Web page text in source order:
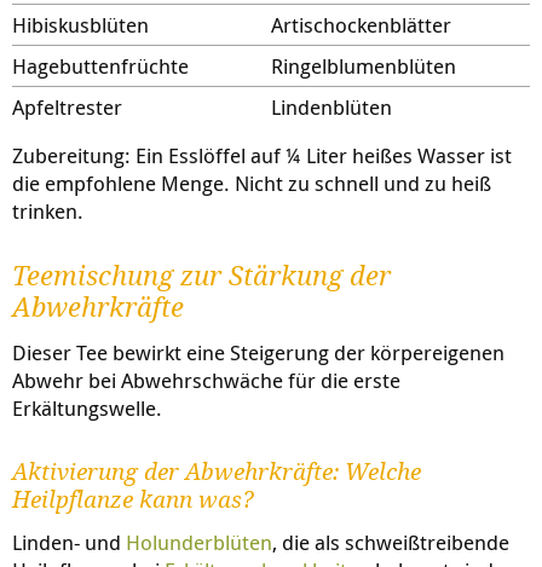
Hibiskusblüten
Artischockenblätter
Hagebuttenfrüchte
Ringelblumenblüten
Apfeltrester
Lindenblüten
Zubereitung: Ein Esslöffel auf ¼ Liter heißes Wasser ist
die empfohlene Menge. Nicht zu schnell und zu heiß
trinken.
Teemischung zur Stärkung der
Abwehrkräfte
Dieser Tee bewirkt eine Steigerung der körpereigenen
Abwehr bei Abwehrschwäche für die erste
Erkältungswelle.
Aktivierung der Abwehrkräfte: Welche
Heilpflanze kann was?
Linden- und Holunderblüten, die als schweißtreibende